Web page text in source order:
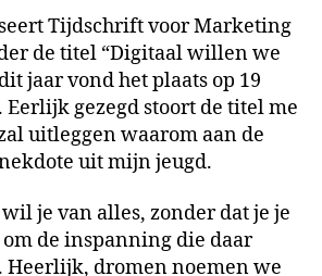
Tijdschrift voor Marketing
de titel “Digitaal willen we
jaar vond het plaats op 19
gezegd stoort de titel me
uitleggen waarom aan de
uit mijn jeugd.
je van alles, zonder dat je je
de inspanning die daar
Heerlijk, dromen noemen we